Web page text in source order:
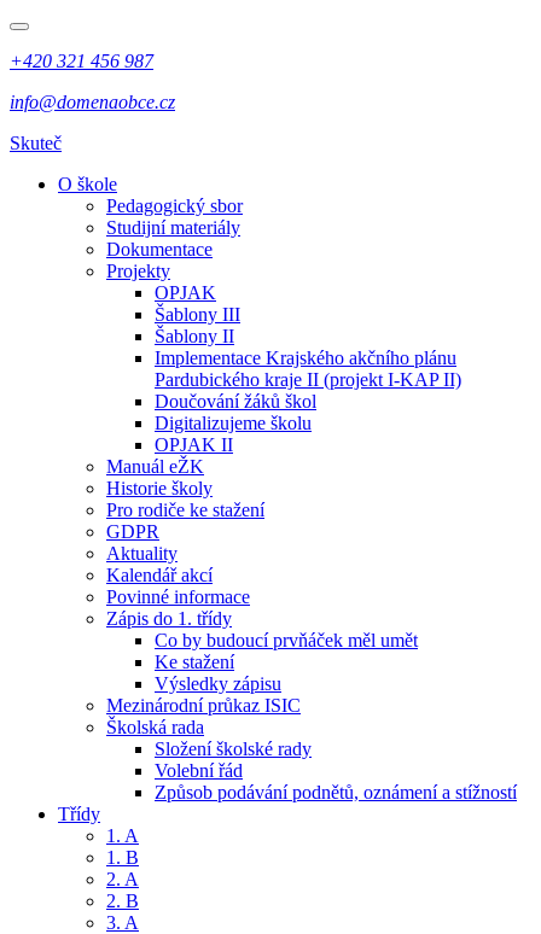
+420 321 456 987
info@domenaobce.cz
Skuteč
O škole
Pedagogický sbor
Studijní materiály
Dokumentace
Projekty
OPJAK
Šablony III
Šablony II
Implementace Krajského akčního plánu
Pardubického kraje II (projekt I-KAP II)
Doučování žáků škol
Digitalizujeme školu
OPJAK II
Manuál eŽK
Historie školy
Pro rodiče ke stažení
GDPR
Aktuality
Kalendář akcí
Povinné informace
Zápis do 1. třídy
Co by budoucí prvňáček měl umět
Ke stažení
Výsledky zápisu
Mezinárodní průkaz ISIC
Školská rada
Složení školské rady
Volební řád
Způsob podávání podnětů, oznámení a stížností
Třídy
1. A
1. B
2. A
2. B
3. A